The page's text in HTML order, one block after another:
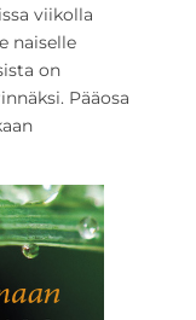
viikolla
naiselle
on
Pääosa